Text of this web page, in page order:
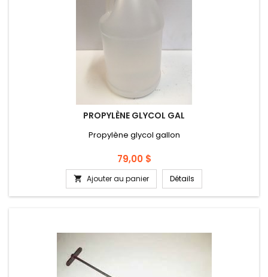
PROPYLÈNE GLYCOL GAL
Propylène glycol gallon
Prix
79,00 $
 Ajouter au panier Détails